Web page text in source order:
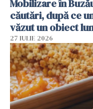
Mobilizare în
căutări, după ce
văzut un obiect
27 IULIE 2026